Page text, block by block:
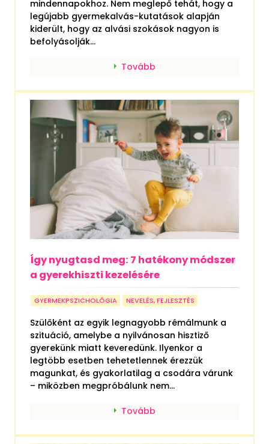
mindennapokhoz. Nem meglepő tehát, hogy a
legújabb gyermekalvás-kutatások alapján
kiderült, hogy az alvási szokások nagyon is
befolyásolják...
Tovább
Így nyugtasd meg: 7 hatékony módszer
a gyerekhiszti kezelésére
GYERMEKPSZICHOLÓGIA NEVELÉS, FEJLESZTÉS
Szülőként az egyik legnagyobb rémálmunk a
szituáció, amelybe a nyilvánosan hisztiző
gyerekünk miatt keveredünk. Ilyenkor a
legtöbb esetben tehetetlennek érezzük
magunkat, és gyakorlatilag a csodára várunk
– miközben megpróbálunk nem...
Tovább